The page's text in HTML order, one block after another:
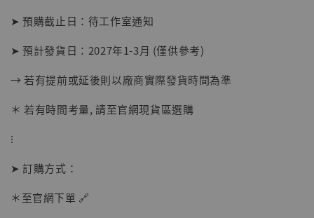
【現貨】BJSTUDIO 1/6系列可動蒐藏人偶 讓
子彈飛 鵝城縣長 張麻子 [BK01]
NT$ 5,300
➤ 預購截止日：待工作室通知
➤ 預計發貨日：2027年1-3月 (僅供參考)
→ 若有提前或延後則以廠商實際發貨時間為準
＊ 若有時間考量, 請至官網現貨區選購
⁝
➤ 訂購方式：
＊至官網下單 🔗